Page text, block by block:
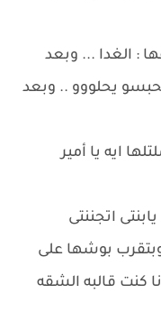
: الغدا ... وبعد
يحلووو .. وبعد
ايه يا أمير
اتجننتى
بوشها على
كنت قالبه الشقه